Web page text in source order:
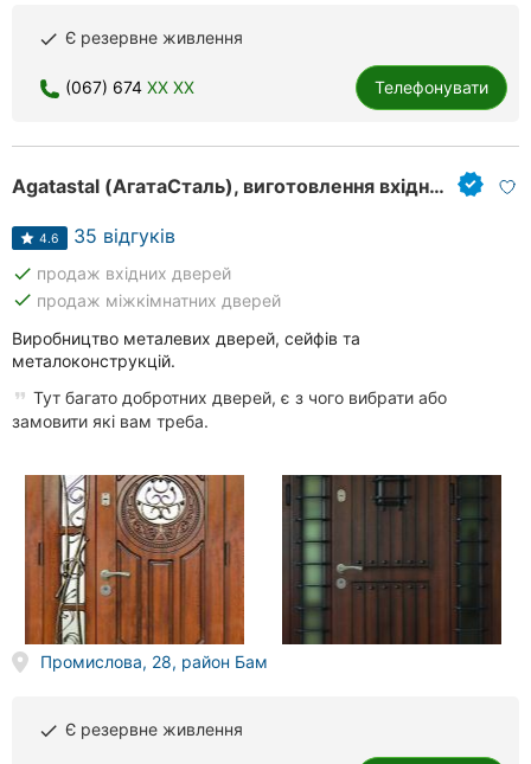
Запоріжжя
Дніпро
Львів
Миколаїв
Херсон
Полтава
Черкаси
done Є резервне живлення
(067) 674 XX XX Телефонувати
Agatastal (АгатаСталь), виготовлення вхідних дверей та металоконструкцій
4.6 35 відгуків
done продаж вхідних дверей
done продаж міжкімнатних дверей
Виробництво металевих дверей, сейфів та
металоконструкцій.
Тут багато добротних дверей, є з чого вибрати або
замовити які вам треба.
Промислова, 28, район Бам
done Є резервне живлення